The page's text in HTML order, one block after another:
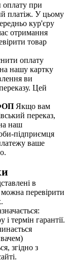
при
платіж. У цьому
кур'єру
отримання
товар
оплату
нашу картку
ви
Цей
Якщо вам
переказ,
наш
підприємця
ваше
в
можна перевірити
термін гарантії.
згідно з